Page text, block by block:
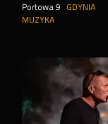
Portowa 9
GDYNIA
MUZYKA